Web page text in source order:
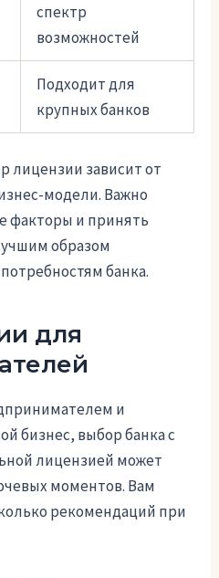
спектр
возможностей
Подходит для
крупных банков
лицензии зависит от
модели. Важно
факторы и принять
образом
банка.
для
и
бизнес, выбор банка с
лицензией может
моментов. Вам
рекомендаций при